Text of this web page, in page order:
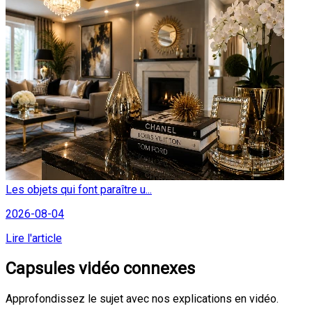
Les objets qui font paraître u...
2026-08-04
Lire l'article
Capsules vidéo connexes
Approfondissez le sujet avec nos explications en vidéo.